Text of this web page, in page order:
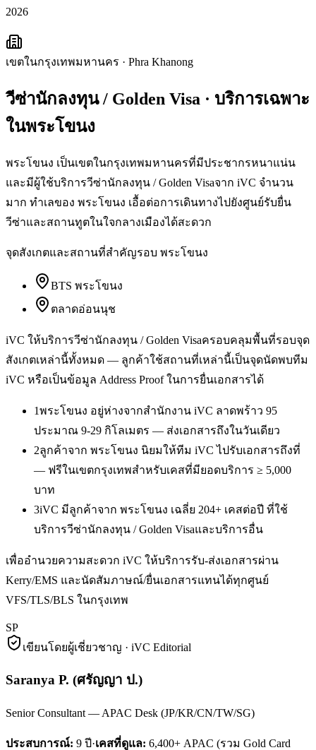
2026
เขตในกรุงเทพมหานคร · Phra Khanong
วีซ่านักลงทุน / Golden Visa · บริการเฉพาะ
ในพระโขนง
พระโขนง เป็นเขตในกรุงเทพมหานครที่มีประชากรหนาแน่น
และมีผู้ใช้บริการวีซ่านักลงทุน / Golden Visaจาก iVC จำนวน
มาก ทำเลของ พระโขนง เอื้อต่อการเดินทางไปยังศูนย์รับยื่น
วีซ่าและสถานทูตในใจกลางเมืองได้สะดวก
จุดสังเกตและสถานที่สำคัญรอบ พระโขนง
BTS พระโขนง
ตลาดอ่อนนุช
iVC ให้บริการวีซ่านักลงทุน / Golden Visaครอบคลุมพื้นที่รอบจุด
สังเกตเหล่านี้ทั้งหมด — ลูกค้าใช้สถานที่เหล่านี้เป็นจุดนัดพบทีม
iVC หรือเป็นข้อมูล Address Proof ในการยื่นเอกสารได้
1พระโขนง อยู่ห่างจากสำนักงาน iVC ลาดพร้าว 95
ประมาณ 9-29 กิโลเมตร — ส่งเอกสารถึงในวันเดียว
2ลูกค้าจาก พระโขนง นิยมให้ทีม iVC ไปรับเอกสารถึงที่
— ฟรีในเขตกรุงเทพสำหรับเคสที่มียอดบริการ ≥ 5,000
บาท
3iVC มีลูกค้าจาก พระโขนง เฉลี่ย 204+ เคสต่อปี ที่ใช้
บริการวีซ่านักลงทุน / Golden Visaและบริการอื่น
เพื่ออำนวยความสะดวก iVC ให้บริการรับ-ส่งเอกสารผ่าน
Kerry/EMS และนัดสัมภาษณ์/ยื่นเอกสารแทนได้ทุกศูนย์
VFS/TLS/BLS ในกรุงเทพ
SP
เขียนโดยผู้เชี่ยวชาญ · iVC Editorial
Saranya P. (ศรัญญา ป.)
Senior Consultant — APAC Desk (JP/KR/CN/TW/SG)
ประสบการณ์: 9 ปี·เคสที่ดูแล: 6,400+ APAC (รวม Gold Card